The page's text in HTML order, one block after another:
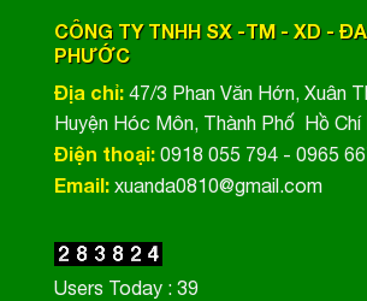
CÔNG TY TNHH SX -TM - XD -
PHƯỚC
Địa chỉ: 47/3 Phan Văn Hớn, Xuân
Huyện Hóc Môn, Thành Phố Hồ Chí
Điện thoại: 0918 055 794 - 0965
Email: xuanda0810@gmail.com
Users Today : 39